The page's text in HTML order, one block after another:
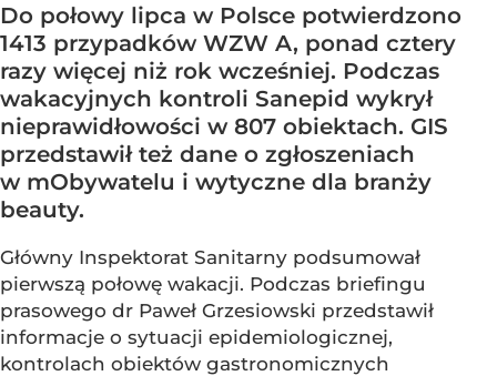
Do połowy lipca w Polsce potwierdzono
1413 przypadków WZW A, ponad cztery
razy więcej niż rok wcześniej. Podczas
wakacyjnych kontroli Sanepid wykrył
nieprawidłowości w 807 obiektach. GIS
przedstawił też dane o zgłoszeniach
w mObywatelu i wytyczne dla branży
beauty.
Główny Inspektorat Sanitarny podsumował
pierwszą połowę wakacji. Podczas briefingu
prasowego dr Paweł Grzesiowski przedstawił
informacje o sytuacji epidemiologicznej,
kontrolach obiektów gastronomicznych